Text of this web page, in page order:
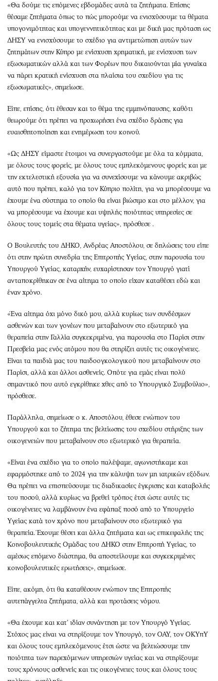
«Θα δούμε τις επόμενες εβδομάδες αυτά τα ζητήματα. Επίσης
θέσαμε ζητήματα όπως το πώς μπορούμε να ενισχύσουμε τα θέματα
υπογονιμότητας και υπογεννητικότητας και με δική μας πρόταση ως
ΔΗΣΥ να ενισχύσουμε το σχέδιο για αντιμετώπιση αυτών των
ζητημάτων στην Κύπρο με ενίσχυση χρηματική, με ενίσχυση των
εξωσωματικών αλλά και των Φορέων που δικαιούνται μία γυναίκα
να πάρει κρατική ενίσχυση στα πλαίσια του σχεδίου για τις
εξωσωματικές», σημείωσε.
Είπε, επίσης, ότι έθεσαν και το θέμα της εμμηνόπαυσης, καθότι
θεωρούμε ότι πρέπει να προχωρήσει ένα σχέδιο δράσης για
ευαισθητοποίηση και ενημέρωση του κοινού.
«Ως ΔΗΣΥ είμαστε έτοιμοι να συνεργαστούμε με όλα τα κόμματα,
με όλους τους φορείς, με όλους τους εμπλεκόμενους φορείς και με
την εκτελεστική εξουσία για να συνεχίσουμε να κάνουμε ακριβώς
αυτό που πρέπει, καλό για τον Κύπριο πολίτη, για να μπορέσουμε να
έχουμε ένα σύστημα το οποίο θα είναι βιώσιμο και στο μέλλον, για
να μπορέσουμε να έχουμε και υψηλής ποιότητας υπηρεσίες σε
όλους τους τομείς στα θέματα υγείας», πρόσθεσε .
Ο Βουλευτής του ΔΗΚΟ, Ανδρέας Αποστόλου, σε δηλώσεις του είπε
ότι στην πρώτη συνεδρία της Επιτροπής Υγείας, στην παρουσία του
Υπουργού Υγείας, καταρχήν, ευχαρίστησαν τον Υπουργό γιατί
ανταποκρίθηκαν σε ένα αίτημα το οποίο είχαν καταθέσει εδώ και
έναν χρόνο.
«Ένα αίτημα όχι μόνο δικό μου, αλλά κυρίως των συνδέσμων
ασθενών και των γονέων που μεταβαίνουν στο εξωτερικό για
θεραπεία στην Γαλλία συγκεκριμένα, για παρουσία στο Παρίσι στην
Πρεσβεία μας ενός ατόμου που θα στηρίζει αυτές τις οικογένειες.
Είναι τα παιδιά μας του παιδοογκολογικού που μεταβαίνουν στο
Παρίσι, αλλά και άλλοι ασθενείς. Οπότε για εμάς είναι πολύ
σημαντικό που αυτό εγκρίθηκε χθες από το Υπουργικό Συμβούλιο»,
πρόσθεσε.
Παράλληλα, σημείωσε ο κ. Αποστόλου, έθεσε ενώπιον του
Υπουργού και το ζήτημα της βελτίωσης του σχεδίου στήριξης των
οικογενειών που μεταβαίνουν στο εξωτερικό για θεραπεία.
«Είναι ένα σχέδιο για το οποίο παλέψαμε, αγωνιστήκαμε και
εφαρμόστηκε από το 2024 για την κάλυψη των μη ιατρικών εξόδων.
Θα πρέπει να επισπεύσουμε τις διαδικασίες έγκρισης και καταβολής
του ποσού, αλλά κυρίως να βρεθεί τρόπος έτσι ώστε αυτές τις
οικογένειες να λαμβάνουν ένα εφάπαξ ποσό από το Υπουργείο
Υγείας κατά τον χρόνο που μεταβαίνουν στο εξωτερικό για
θεραπεία. Έχουμε θέσει και άλλα ζητήματα και ως επικεφαλής της
Κοινοβουλευτικής Ομάδας του ΔΗΚΟ στην Επιτροπή Υγείας, το
αμέσως επόμενο διάστημα, θα αποστείλουμε και συγκεκριμένες
κοινοβουλευτικές ερωτήσεις», σημείωσε.
Είπε, ακόμη, ότι θα καταθέσουν ενώπιον της Επιτροπής
αυτεπάγγελτα ζητήματα, αλλά και προτάσεις νόμου.
«Θα έχουμε και κατ’ ιδίαν συνάντηση με τον Υπουργό Υγείας.
Στόχος μας είναι να στηρίξουμε τον Υπουργό, τον ΟΑΥ, τον ΟΚΥπΥ
και όλους τους εμπλεκόμενους έτσι ώστε να βελτιώσουμε την
ποιότητα των παρεχόμενων υπηρεσιών υγείας και να στηρίξουμε
τους χρόνιους ασθενείς και τις οικογένειες τους και όλους τους